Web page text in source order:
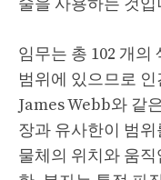
임무는 총 102 개의
범위에 있으므로
James Webb와 같
장과 유사한이 범
물체의 위치와 움